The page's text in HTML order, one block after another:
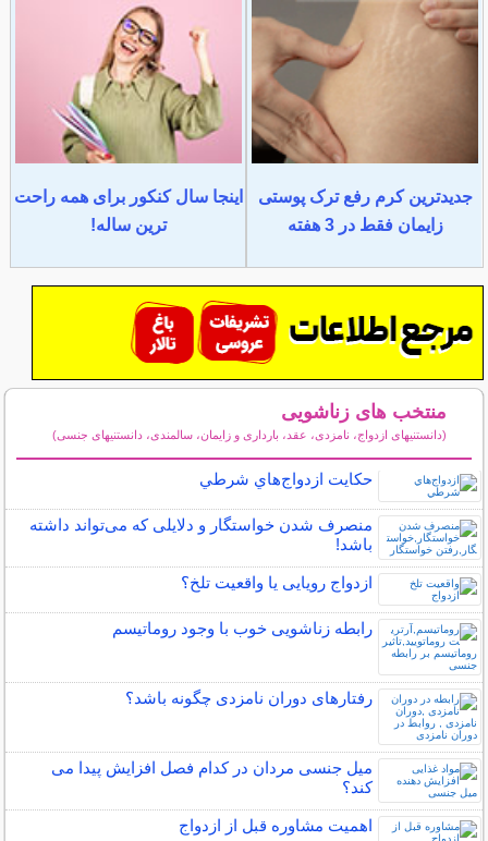
جدیدترین کرم رفع ترک پوستی
زایمان فقط در 3 هفته
اینجا سال کنکور برای همه راحت
ترین ساله!
منتخب های زناشویی
(دانستنیهای ازدواج، نامزدی، عقد، بارداری و زایمان، سالمندی، دانستنیهای جنسی)
حكايت ازدواج‌هاي شرطي
منصرف شدن خواستگار و دلایلی که می‌تواند داشته
باشد!
ازدواج رویایی یا واقعیت تلخ؟
رابطه زناشویی خوب با وجود روماتیسم
رفتارهای دوران نامزدی چگونه باشد؟
میل جنسی مردان در کدام فصل افزایش پیدا می
کند؟
اهمیت مشاوره قبل از ازدواج